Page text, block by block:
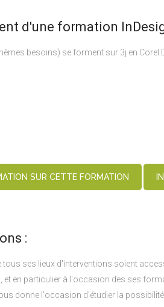
d'une formation
besoins) se forment sur 3j en Corel
SUR CETTE FORMATION
:
tous ses lieux d'interventions soient
en particulier à l'occasion des ses
donne l'occasion d'étudier la